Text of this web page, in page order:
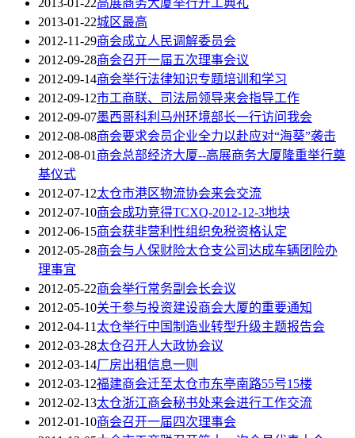
2013-01-22高展商务大厦举行开工典礼
2013-01-22城区最高
2012-11-29商会成立人民调解委员会
2012-09-28商会召开一届五次理事会议
2012-09-14商会举行法律知识专题培训和学习
2012-09-12市工商联、司法局领导来会指导工作
2012-09-07墨西哥科利马州环境部长一行访问我会
2012-08-08商会要求会员企业全力以赴应对“海葵”袭击
2012-08-01商会总部经济大厦--高展商务大厦隆重举行奠
基仪式
2012-07-12太仓市港区物流协会来会交流
2012-07-10商会成功竞得TCXQ-2012-12-3地块
2012-06-15商会获非营利性组织免税资格认定
2012-05-28商会与人保财险太仓支公司达成车辆团险办
理事宜
2012-05-22商会举行常务副会长会议
2012-05-10关于参与投资建设商会大厦的重要通知
2012-04-11太仓举行中国制造业转型升级主题报告会
2012-03-28太仓召开人大政协会议
2012-03-14厂房出租信息一则
2012-03-12福建商会迁至太仓市东亭南路55号15楼
2012-02-13太仓浙江商会秘书处来会进行工作交流
2012-01-10商会召开一届四次理事会